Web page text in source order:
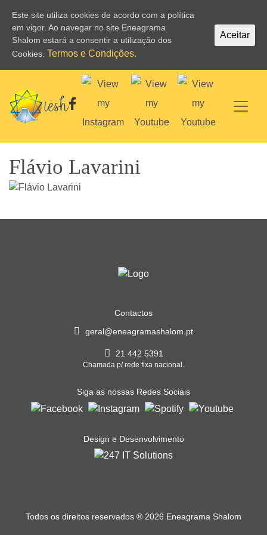
Flávio Lavarini
Contactos
geral@eneagramashalom.pt
21 442 5391
Chamada p/ rede fixa nacional.
Siga as nossas Redes Sociais
Design e Desenvolvimento
Todos os direitos reservados ® 2026 Eneagrama Shalom
Este site utiliza cookies de acordo com a política
em vigor. Ao navegar no site Eneagrama
Shalom estará a consentir a utilização dos
Cookies. Termos e Condições.
Aceitar